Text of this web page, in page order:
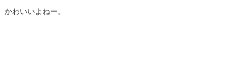
かわいいよねー。